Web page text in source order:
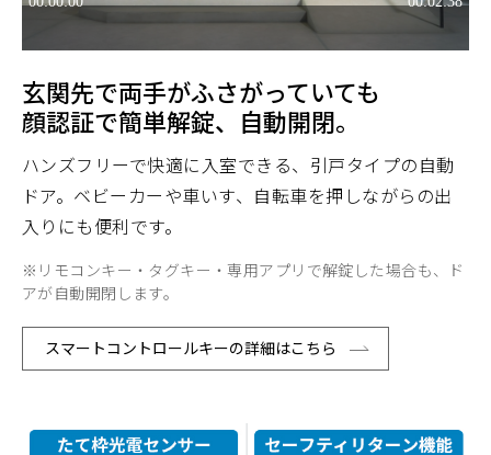
玄関先で両手がふさがっていても
顔認証で簡単解錠、自動開閉。
ハンズフリーで快適に入室できる、引⼾タイプの自動
ドア。ベビーカーや車いす、自転車を押しながらの出
入りにも便利です。
※リモコンキー・タグキー・専用アプリで解錠した場合も、ド
アが⾃動開閉します。
スマートコントロールキーの詳細はこちら